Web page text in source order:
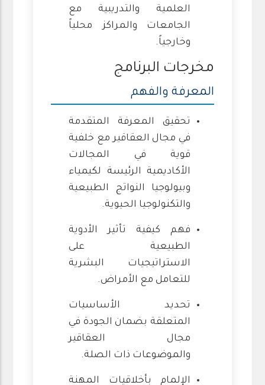
العلمية والتدريبية مع
الجامعات والمراكز محلياً
وخارجياً.
مخرجات البرنامج
المعرفة والفهم
تحقيق المعرفة المتقدمة
في مجال العقاقير مع خلفية
قوية في المجالات
الأكاديمية الرئيسة لكيمياء
وبيولوجيا النواتج الطبيعية
والتكنولوجيا الحيوية.
فهم كيفية تأثير الأدوية
الطبيعية على
الاستراتيجيات البشرية
للتعامل مع الأمراض.
تحديد الأساسيات
المتعلقة بضمان الجودة في
مجال العقاقير
والموضوعات ذات الصلة.
الإلمام بأخلاقيات المهنة